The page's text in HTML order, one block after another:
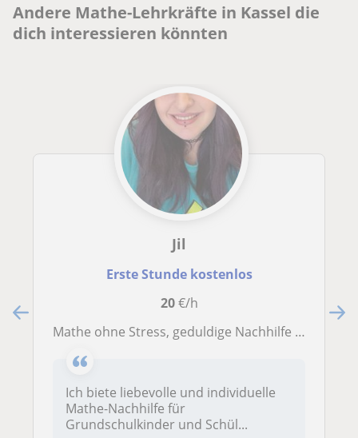
Andere Mathe-Lehrkräfte in Kassel die
dich interessieren könnten
Jil
Erste Stunde kostenlos
20€/h
Mathe ohne Stress, geduldige Nachhilfe für Grundschulkinder
Ich biete liebevolle und individuelle
Mathe-Nachhilfe für
Grundschulkinder und Schül...